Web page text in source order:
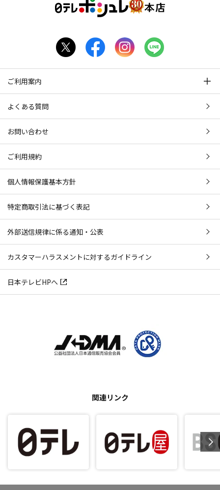
ご利用案内
よくある質問
お問い合わせ
ご利用規約
個人情報保護基本方針
特定商取引法に基づく表記
外部送信規律に係る通知・公表
カスタマーハラスメントに対するガイドライン
日本テレビHPへ
関連リンク